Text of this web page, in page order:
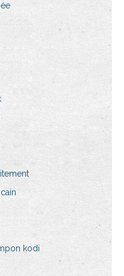
kodi